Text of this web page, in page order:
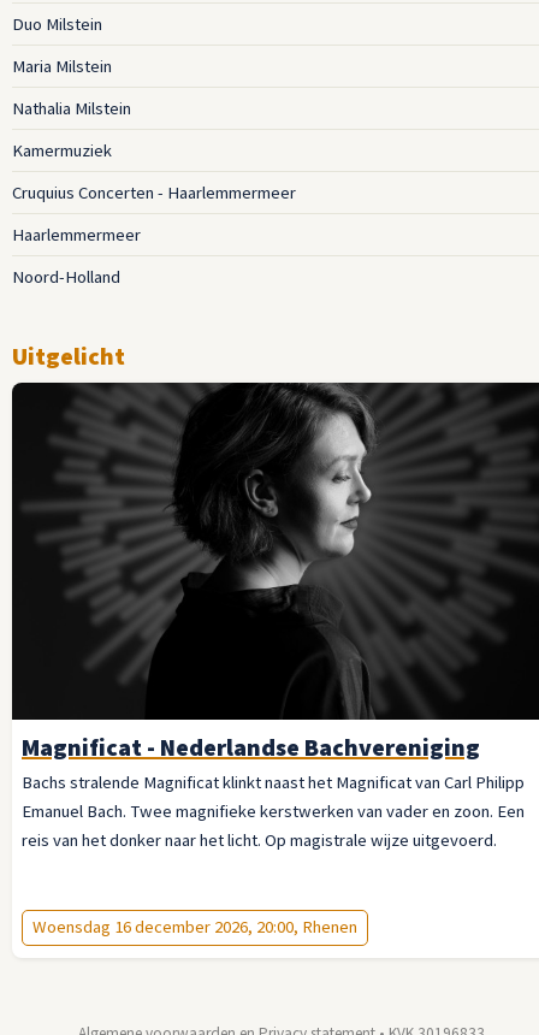
Duo Milstein
Maria Milstein
Nathalia Milstein
Kamermuziek
Cruquius Concerten - Haarlemmermeer
Haarlemmermeer
Noord-Holland
Uitgelicht
Magnificat - Nederlandse Bachvereniging
Bachs stralende Magnificat klinkt naast het Magnificat van Carl Philipp
Emanuel Bach. Twee magnifieke kerstwerken van vader en zoon. Een
reis van het donker naar het licht. Op magistrale wijze uitgevoerd.
Woensdag 16 december 2026, 20:00, Rhenen